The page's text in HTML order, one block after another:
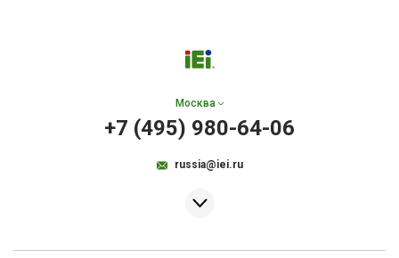
Москва
+7 (495) 980-64-06
russia@iei.ru